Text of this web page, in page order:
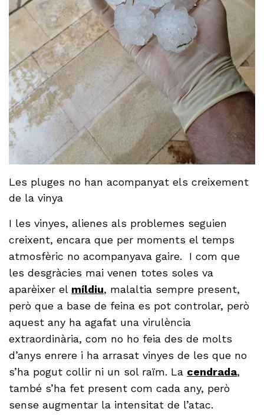
Les pluges no han acompanyat els creixement
de la vinya
I les vinyes, alienes als problemes seguien
creixent, encara que per moments el temps
atmosfèric no acompanyava gaire. I com que
les desgràcies mai venen totes soles va
aparèixer el míldiu, malaltia sempre present,
però que a base de feina es pot controlar, però
aquest any ha agafat una virulència
extraordinària, com no ho feia des de molts
d’anys enrere i ha arrasat vinyes de les que no
s’ha pogut collir ni un sol raïm. La cendrada,
també s’ha fet present com cada any, però
sense augmentar la intensitat de l’atac.